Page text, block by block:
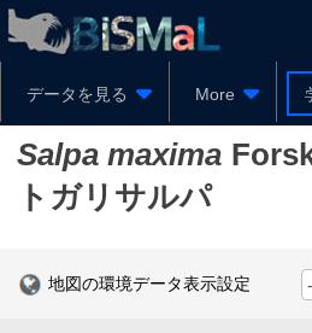
データを見る More
Salpa maxima
トガリサルパ
地図の環境データ表示設定